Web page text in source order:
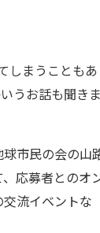
しまうこともあ
うお話も聞きま
市民の会の山
応募者とのオ
流イベントな